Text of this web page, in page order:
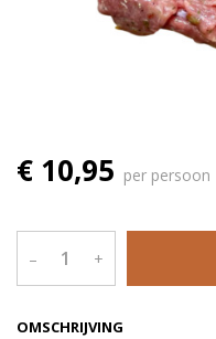
OMSCHRIJVING
€ 10,95 per persoon
– +